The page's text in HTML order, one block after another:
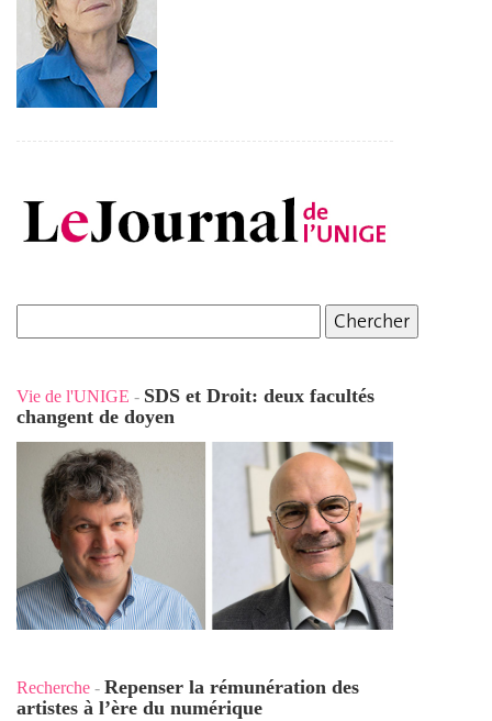
Vie de l'UNIGE - SDS et Droit: deux facultés
changent de doyen
Recherche - Repenser la rémunération des
artistes à l’ère du numérique